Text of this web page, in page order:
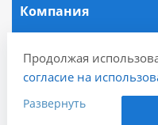
Компания
Информация
Города
Продолжая
согласие на
пользовательских
сведения о
Развернуть